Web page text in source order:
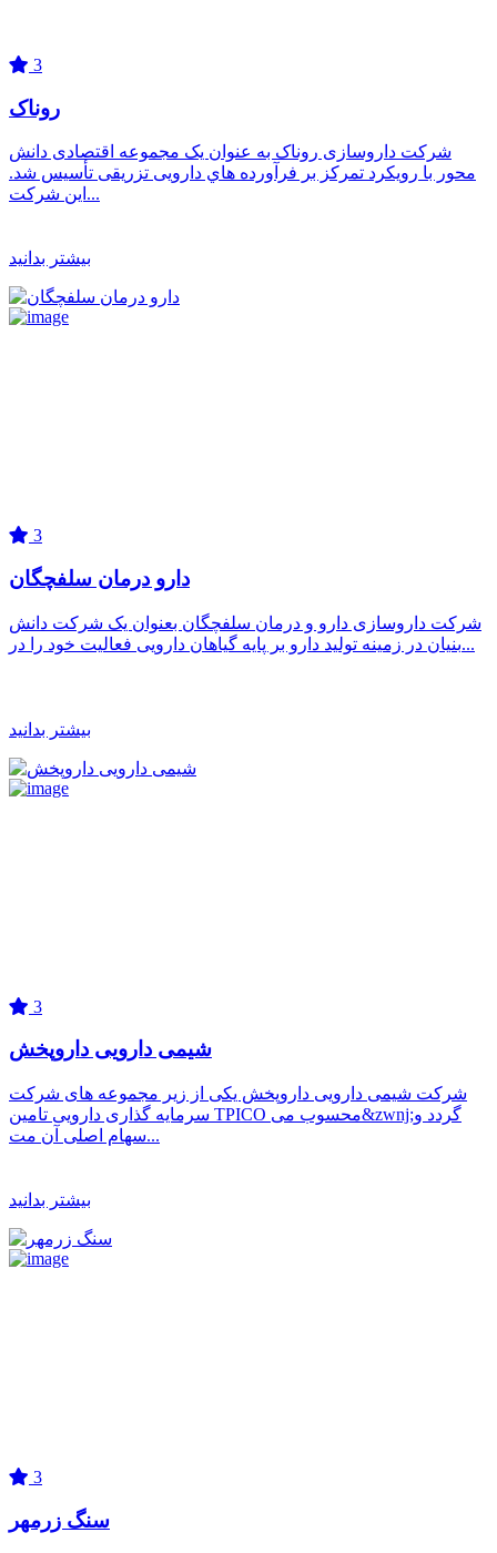
3
روناک
شرکت داروسازی روناک به عنوان يک مجموعه اقتصادی دانش
محور با رویکرد تمرکز بر فرآورده هاي دارویی تزریقی تأسیس شد.
این شرکت...
بیشتر بدانید
3
دارو درمان سلفچگان
شرکت داروسازی دارو و درمان سلفچگان بعنوان یک شرکت دانش
بنیان در زمینه تولید دارو بر پایه گیاهان دارویی فعالیت خود را در...
بیشتر بدانید
3
شیمی دارویی داروپخش
شرکت شیمی دارویی داروپخش یکی از زیر مجموعه های شرکت
سرمایه گذاری دارویی تامین TPICO محسوب می&zwnj;گردد و
سهام اصلی آن مت...
بیشتر بدانید
3
سنگ زرمهر